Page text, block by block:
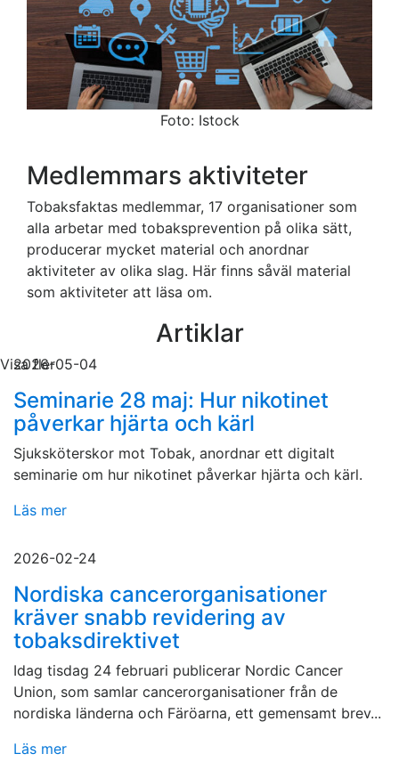
Foto: Istock
Medlemmars aktiviteter
Tobaksfaktas medlemmar, 17 organisationer som
alla arbetar med tobaksprevention på olika sätt,
producerar mycket material och anordnar
aktiviteter av olika slag. Här finns såväl material
som aktiviteter att läsa om.
Artiklar
2026-05-04
Seminarie 28 maj: Hur nikotinet
påverkar hjärta och kärl
Sjuksköterskor mot Tobak, anordnar ett digitalt
seminarie om hur nikotinet påverkar hjärta och kärl.
Läs mer
2026-02-24
Nordiska cancerorganisationer
kräver snabb revidering av
tobaksdirektivet
Idag tisdag 24 februari publicerar Nordic Cancer
Union, som samlar cancerorganisationer från de
nordiska länderna och Färöarna, ett gemensamt brev...
Läs mer
Visa fler